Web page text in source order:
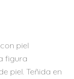
piel
figura
piel. Teñida en